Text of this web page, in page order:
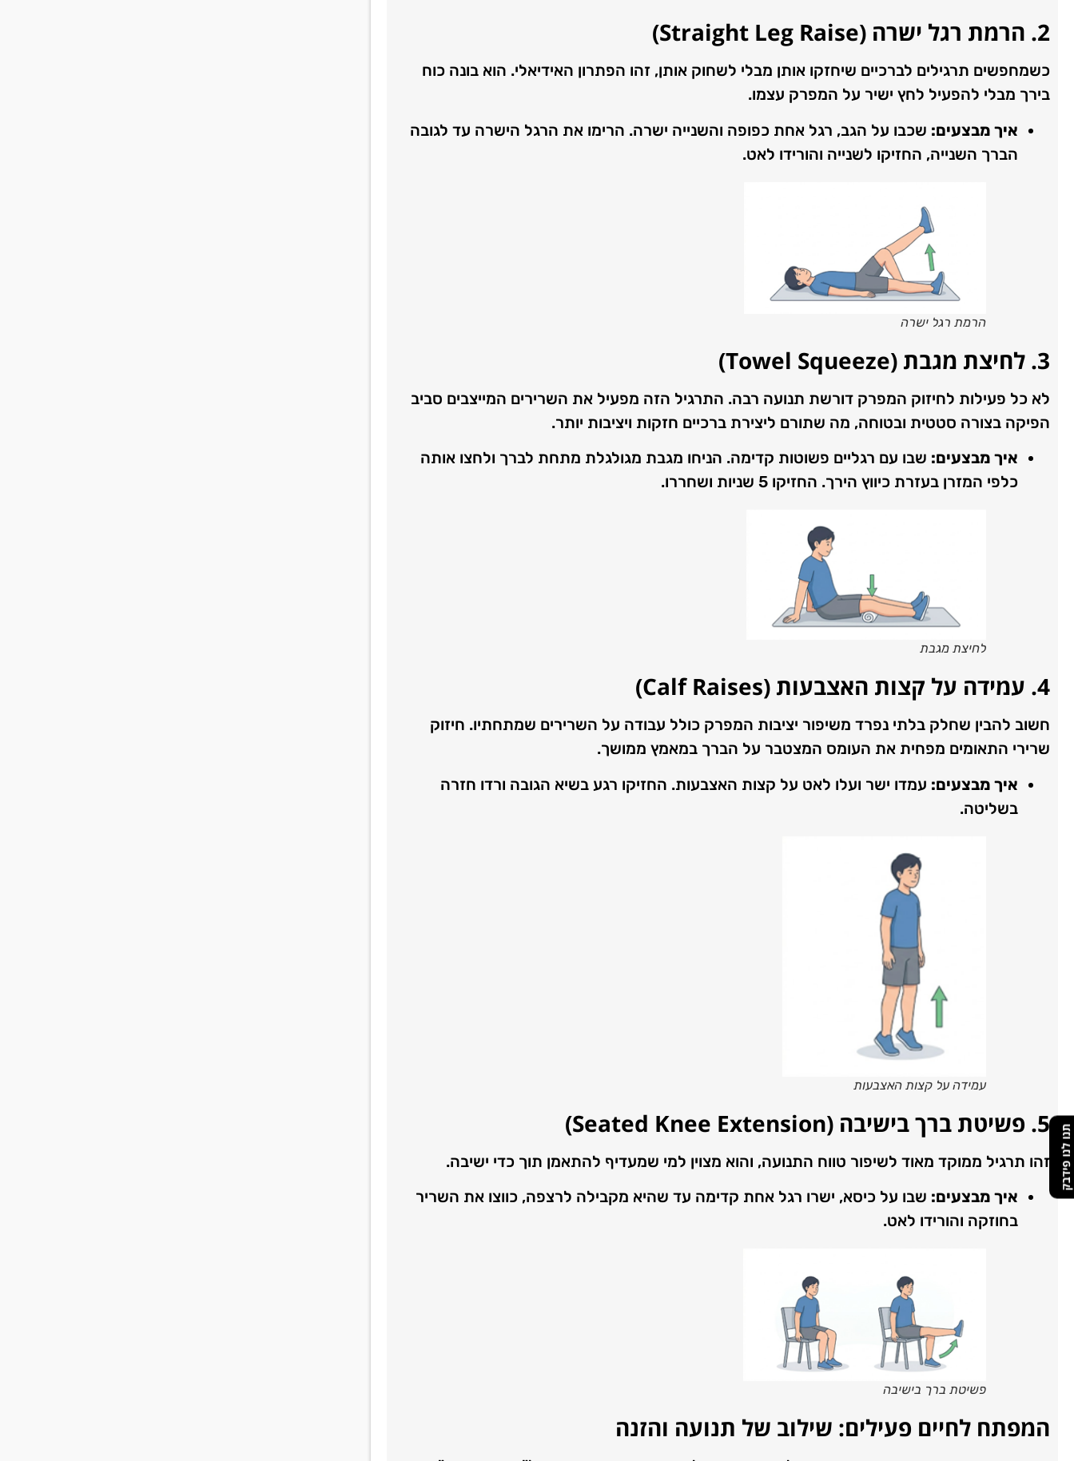
תנו לנו פידבק
2. הרמת רגל ישרה ( Straight Leg Raise
)
כשמחפשים תרגילים לברכיים שיחזקו אותן מבלי לשחוק אותן, זהו הפתרון האידיאלי. הוא בונה כוח
בירך מבלי להפעיל לחץ ישיר על המפרק עצמו.
איך מבצעים: שכבו על הגב, רגל אחת כפופה והשנייה ישרה. הרימו את הרגל הישרה עד לגובה
הברך השנייה, החזיקו לשנייה והורידו לאט.
הרמת רגל ישרה
3. לחיצת מגבת ( Towel Squeeze
)
לא כל פעילות לחיזוק המפרק דורשת תנועה רבה. התרגיל הזה מפעיל את השרירים המייצבים סביב
הפיקה בצורה סטטית ובטוחה, מה שתורם ליצירת ברכיים חזקות ויציבות יותר.
איך מבצעים: שבו עם רגליים פשוטות קדימה. הניחו מגבת מגולגלת מתחת לברך ולחצו אותה
כלפי המזרן בעזרת כיווץ הירך. החזיקו 5 שניות ושחררו.
לחיצת מגבת
4. עמידה על קצות האצבעות ( Calf Raises
)
חשוב להבין שחלק בלתי נפרד משיפור יציבות המפרק כולל עבודה על השרירים שמתחתיו. חיזוק
שרירי התאומים מפחית את העומס המצטבר על הברך במאמץ ממושך.
איך מבצעים: עמדו ישר ועלו לאט על קצות האצבעות. החזיקו רגע בשיא הגובה ורדו חזרה
בשליטה.
עמידה על קצות האצבעות
5. פשיטת ברך בישיבה ( Seated Knee Extension
)
זהו תרגיל ממוקד מאוד לשיפור טווח התנועה, והוא מצוין למי שמעדיף להתאמן תוך כדי ישיבה.
איך מבצעים: שבו על כיסא, ישרו רגל אחת קדימה עד שהיא מקבילה לרצפה, כווצו את השריר
בחוזקה והורידו לאט.
פשיטת ברך בישיבה
המפתח לחיים פעילים: שילוב של תנועה והזנה